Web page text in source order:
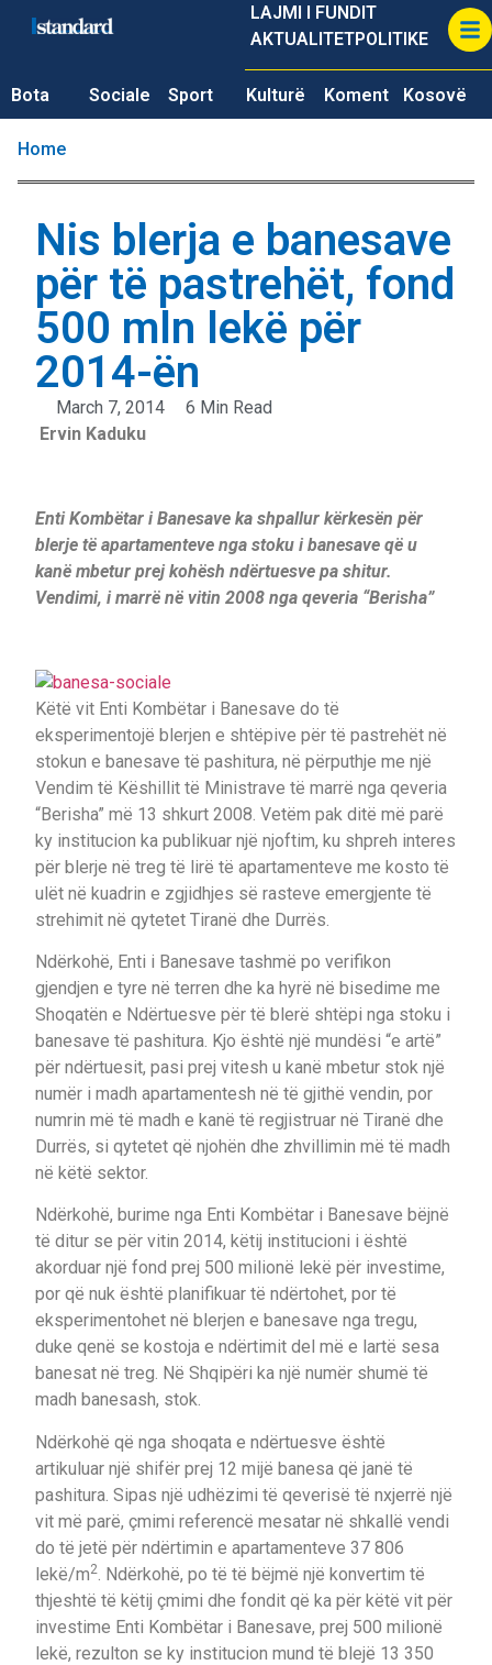
LAJMI I FUNDIT
AKTUALITETPOLITIKE
Bota Sociale Sport Kulturë Koment Kosovë
Home
Nis blerja e banesave
për të pastrehët, fond
500 mln lekë për
2014-ën
March 7, 2014
6 Min Read
Ervin Kaduku
Enti Kombëtar i Banesave ka shpallur kërkesën për
blerje të apartamenteve nga stoku i banesave që u
kanë mbetur prej kohësh ndërtuesve pa shitur.
Vendimi, i marrë në vitin 2008 nga qeveria “Berisha”
Këtë vit Enti Kombëtar i Banesave do të
eksperimentojë blerjen e shtëpive për të pastrehët në
stokun e banesave të pashitura, në përputhje me një
Vendim të Këshillit të Ministrave të marrë nga qeveria
“Berisha” më 13 shkurt 2008. Vetëm pak ditë më parë
ky institucion ka publikuar një njoftim, ku shpreh interes
për blerje në treg të lirë të apartamenteve me kosto të
ulët në kuadrin e zgjidhjes së rasteve emergjente të
strehimit në qytetet Tiranë dhe Durrës.
Ndërkohë, Enti i Banesave tashmë po verifikon
gjendjen e tyre në terren dhe ka hyrë në bisedime me
Shoqatën e Ndërtuesve për të blerë shtëpi nga stoku i
banesave të pashitura. Kjo është një mundësi “e artë”
për ndërtuesit, pasi prej vitesh u kanë mbetur stok një
numër i madh apartamentesh në të gjithë vendin, por
numrin më të madh e kanë të regjistruar në Tiranë dhe
Durrës, si qytetet që njohën dhe zhvillimin më të madh
në këtë sektor.
Ndërkohë, burime nga Enti Kombëtar i Banesave bëjnë
të ditur se për vitin 2014, këtij institucioni i është
akorduar një fond prej 500 milionë lekë për investime,
por që nuk është planifikuar të ndërtohet, por të
eksperimentohet në blerjen e banesave nga tregu,
duke qenë se kostoja e ndërtimit del më e lartë sesa
banesat në treg. Në Shqipëri ka një numër shumë të
madh banesash, stok.
Ndërkohë që nga shoqata e ndërtuesve është
artikuluar një shifër prej 12 mijë banesa që janë të
pashitura. Sipas një udhëzimi të qeverisë të nxjerrë një
vit më parë, çmimi referencë mesatar në shkallë vendi
do të jetë për ndërtimin e apartamenteve 37 806
lekë/m2
. Ndërkohë, po të të bëjmë një konvertim të
thjeshtë të këtij çmimi dhe fondit që ka për këtë vit për
investime Enti Kombëtar i Banesave, prej 500 milionë
lekë, rezulton se ky institucion mund të blejë 13 350